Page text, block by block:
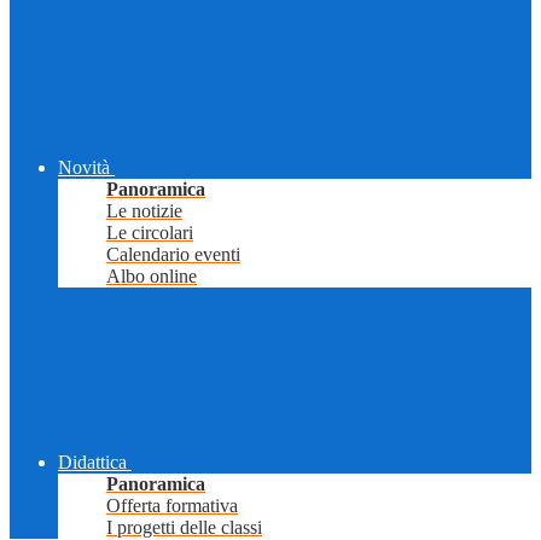
Novità
Panoramica
Le notizie
Le circolari
Calendario eventi
Albo online
Didattica
Panoramica
Offerta formativa
I progetti delle classi